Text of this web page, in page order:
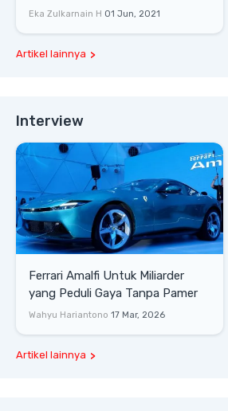
P400 S
Eka Zulkarnain H 01 Jun, 2021
Artikel lainnya
Interview
Ferrari Amalfi Untuk Miliarder
yang Peduli Gaya Tanpa Pamer
Wahyu Hariantono 17 Mar, 2026
Artikel lainnya